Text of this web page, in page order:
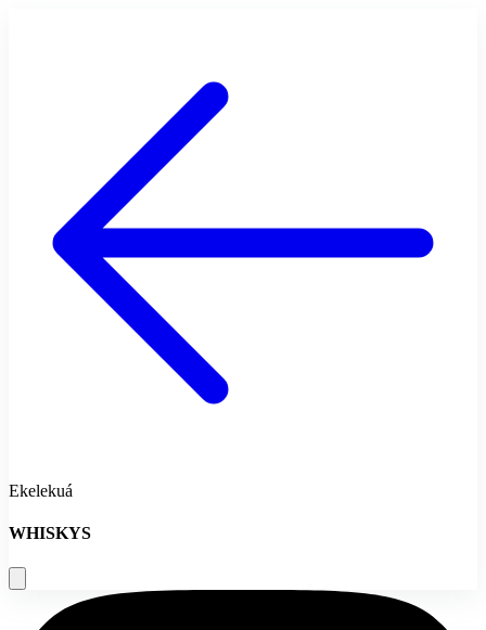
Ekelekuá
WHISKYS